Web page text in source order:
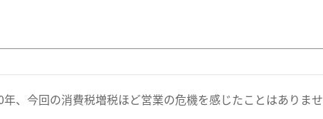
、今回の消費税増税ほど営業の危機を感じたことはありま